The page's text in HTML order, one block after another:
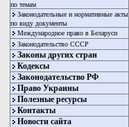
по темам
Законодательные и нормативные акты
по виду документы
Международное право в Беларуси
Законодательство СССР
Законы других стран
Кодексы
Законодательство РФ
Право Украины
Полезные ресурсы
Контакты
Новости сайта